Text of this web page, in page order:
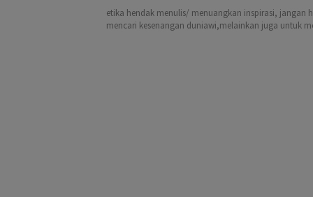
etika hendak menulis/ menuangkan inspirasi, jangan
mencari kesenangan duniawi,melainkan juga untuk